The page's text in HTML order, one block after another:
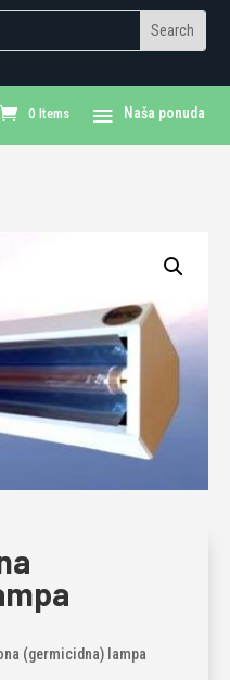
0 Items
(germicidna) lampa